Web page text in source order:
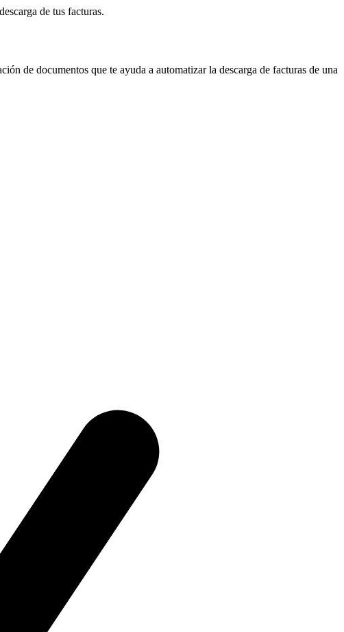
de tus facturas.
de documentos que te ayuda a automatizar la descarga de facturas de una